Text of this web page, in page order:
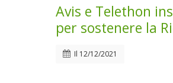
Avis e Telethon
per sostenere la
Il 12/12/2021